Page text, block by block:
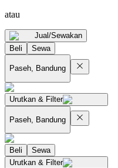
atau
Jual/Sewakan
Beli
Sewa
Paseh, Bandung
Urutkan & Filter
Paseh, Bandung
Beli
Sewa
Urutkan & Filter